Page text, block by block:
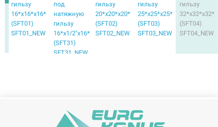
гильзу
16*х16*х16*
(SFT01)
SFT01_NEW
под
натяжную
гильзу
16*х1/2"х16*
(SFT31)
SFT31_NEW
гильзу
20*х20*х20*
(SFT02)
SFT02_NEW
гильзу
25*х25*х25*
(SFT03)
SFT03_NEW
гильзу
32*х32*х32*
(SFT04)
SFT04_NEW